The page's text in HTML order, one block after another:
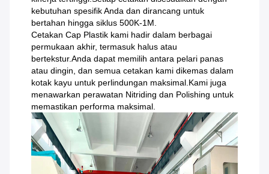
kebutuhan spesifik Anda dan dirancang untuk
bertahan hingga siklus 500K-1M.
Cetakan Cap Plastik kami hadir dalam berbagai
permukaan akhir, termasuk halus atau
bertekstur.Anda dapat memilih antara pelari panas
atau dingin, dan semua cetakan kami dikemas dalam
kotak kayu untuk perlindungan maksimal.Kami juga
menawarkan perawatan Nitriding dan Polishing untuk
memastikan performa maksimal.